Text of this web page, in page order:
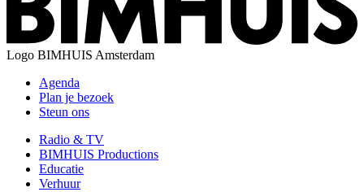
Logo BIMHUIS Amsterdam
Agenda
Plan je bezoek
Steun ons
Radio & TV
BIMHUIS Productions
Educatie
Verhuur